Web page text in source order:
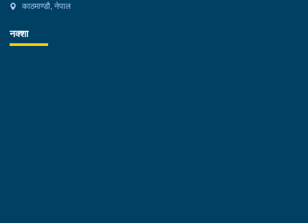
काठमाण्डौ, नेपाल
नक्शा